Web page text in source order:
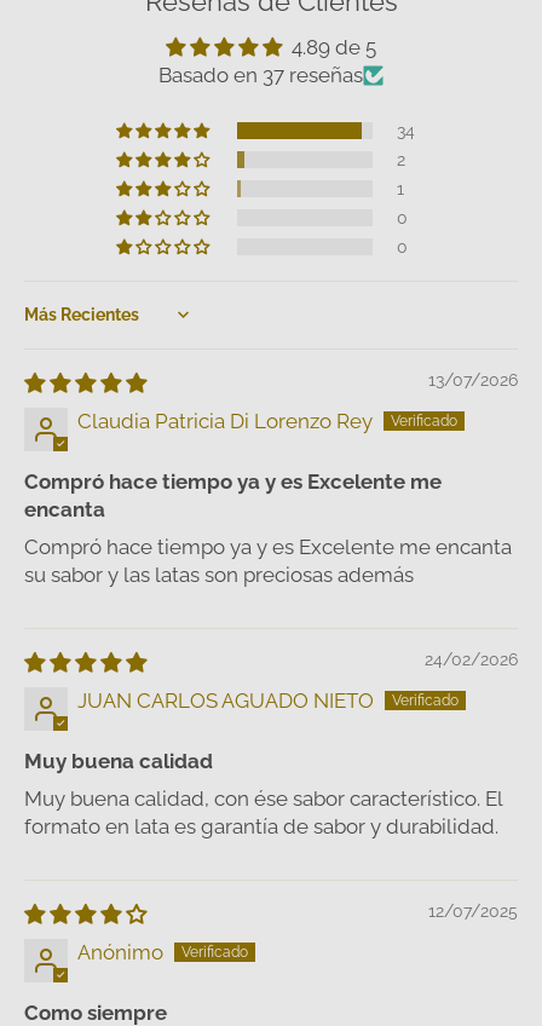
4.89 de 5
Basado en 37 reseñas
34
2
1
0
0
Sort by
13/07/2026
Claudia Patricia Di Lorenzo Rey
Compró hace tiempo ya y es Excelente me
encanta
Compró hace tiempo ya y es Excelente me encanta
su sabor y las latas son preciosas además
24/02/2026
JUAN CARLOS AGUADO NIETO
Muy buena calidad
Muy buena calidad, con ése sabor característico. El
formato en lata es garantía de sabor y durabilidad.
12/07/2025
Anónimo
Como siempre